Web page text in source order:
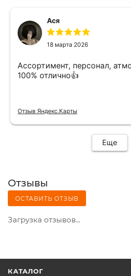
Ася
18 марта 2026
Ассортимент, персонал,
100% отлично👍
Отзыв Яндекс.Карты
Еще
Отзывы
ОСТАВИТЬ ОТЗЫВ
Загрузка отзывов...
КАТАЛОГ